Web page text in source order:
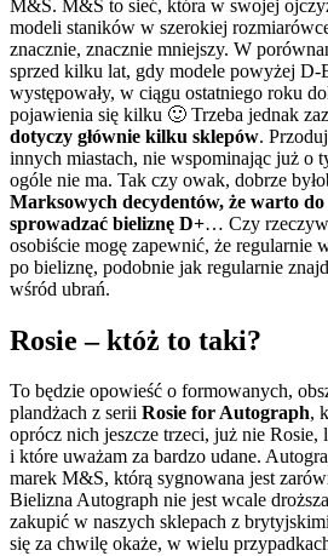
M&S. M&S to sieć, która w swojej
modeli staników w szerokiej
znacznie, znacznie mniejszy. W
sprzed kilku lat, gdy modele powyżej D-
występowały, w ciągu ostatniego roku
pojawienia się kilku 🙂 Trzeba jednak
dotyczy głównie kilku sklepów.
innych miastach, nie wspominając już o
ogóle nie ma. Tak czy owak, dobrze
Marksowych decydentów, że warto
sprowadzać bieliznę D+… Czy
osobiście mogę zapewnić, że regularnie
po bieliznę, podobnie jak regularnie
wśród ubrań.
Rosie – któż to taki?
To będzie opowieść o formowanych,
plandżach z serii Rosie for Autograph,
oprócz nich jeszcze trzeci, już nie Rosie,
i które uważam za bardzo udane.
marek M&S, którą sygnowana jest
Bielizna Autograph nie jest wcale
zakupić w naszych sklepach z
się za chwilę okaże, w wielu